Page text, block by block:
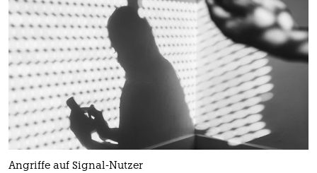
Angriffe auf Signal-Nutzer